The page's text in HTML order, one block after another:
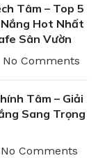
Tâm – Top 5
Nắng Hot Nhất
Sân Vườn
No Comments
Tâm – Giải
Sang Trọng
No Comments